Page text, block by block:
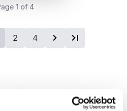
1 of 4
2 4
nešiojamasis oro
pažangi oro